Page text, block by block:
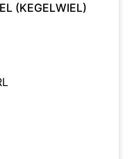
(KEGELWIEL)